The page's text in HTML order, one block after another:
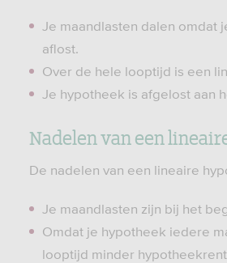
Je maandlasten dalen omdat
aflost.
Over de hele looptijd is een
Je hypotheek is afgelost aan
Nadelen van een
De nadelen van een lineaire
Je maandlasten zijn bij het
Omdat je hypotheek iedere
looptijd minder